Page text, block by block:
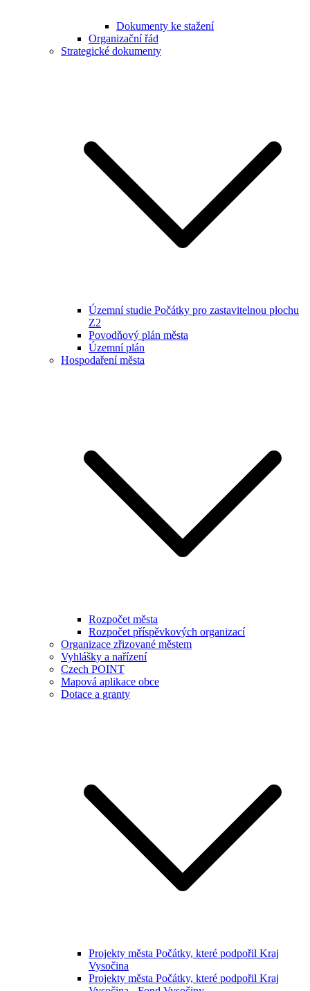
Dokumenty ke stažení
Organizační řád
Strategické dokumenty
Územní studie Počátky pro zastavitelnou plochu
Z2
Povodňový plán města
Územní plán
Hospodaření města
Rozpočet města
Rozpočet příspěvkových organizací
Organizace zřizované městem
Vyhlášky a nařízení
Czech POINT
Mapová aplikace obce
Dotace a granty
Projekty města Počátky, které podpořil Kraj
Vysočina
Projekty města Počátky, které podpořil Kraj